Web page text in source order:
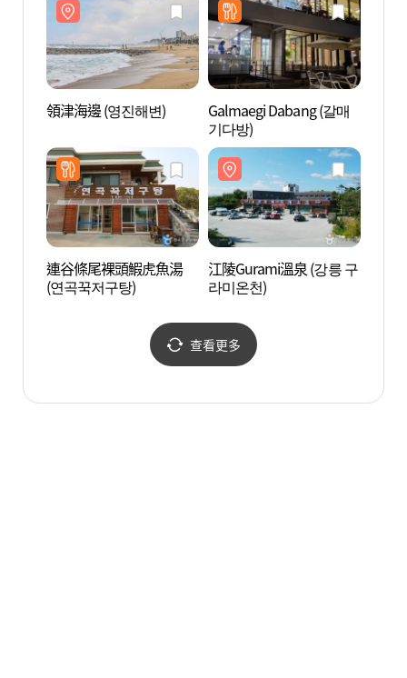
領津海邊 (영진해변)
Galmaegi Dabang (갈매
기다방)
連谷條尾裸頭鰕虎魚湯
(연곡꾹저구탕)
江陵Gurami溫泉 (강릉 구
라미온천)
查看更多